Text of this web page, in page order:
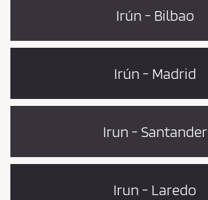
Irún - Bilbao
Irún - Madrid
Irun - Santander
Irun - Laredo